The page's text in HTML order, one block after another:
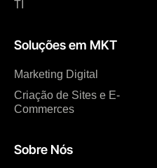
TI
Soluções em MKT
Marketing Digital
Criação de Sites e E-
Commerces
Sobre Nós